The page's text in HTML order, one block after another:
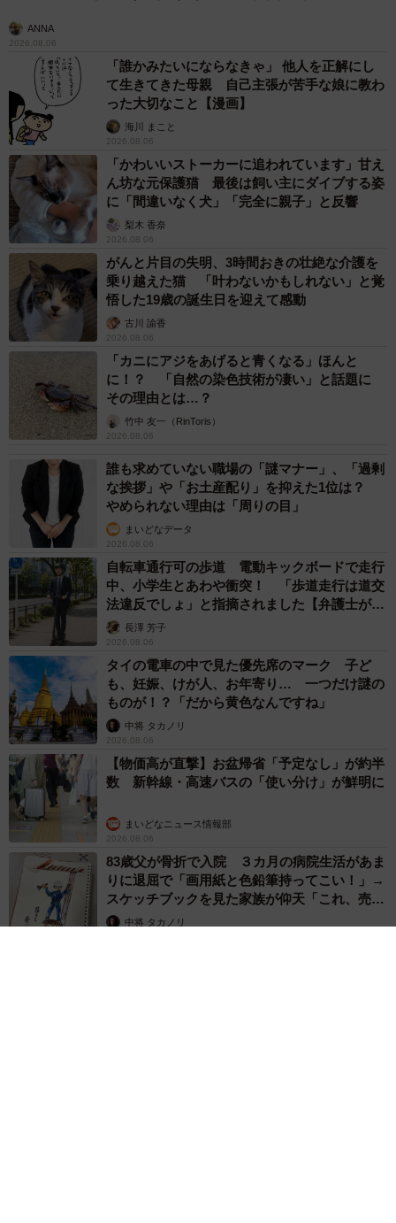
ANNA
2026.08.06
「誰かみたいにならなきゃ」 他人を正解にし
て生きてきた母親 自己主張が苦手な娘に教わ
った大切なこと【漫画】
海川 まこと
2026.08.06
「かわいいストーカーに追われています」甘え
ん坊な元保護猫 最後は飼い主にダイブする姿
に「間違いなく犬」「完全に親子」と反響
梨木 香奈
2026.08.06
がんと片目の失明、3時間おきの壮絶な介護を
乗り越えた猫 「叶わないかもしれない」と覚
悟した19歳の誕生日を迎えて感動
古川 諭香
2026.08.06
「カニにアジをあげると青くなる」ほんと
に！？ 「自然の染色技術が凄い」と話題に
その理由とは…？
竹中 友一（RinToris）
2026.08.06
誰も求めていない職場の「謎マナー」、「過剰
な挨拶」や「お土産配り」を抑えた1位は？
やめられない理由は「周りの目」
まいどなデータ
2026.08.06
自転車通行可の歩道 電動キックボードで走行
中、小学生とあわや衝突！ 「歩道走行は道交
法違反でしょ」と指摘されました【弁護士が解
説】長澤 芳子
2026.08.06
タイの電車の中で見た優先席のマーク 子ど
も、妊娠、けが人、お年寄り… 一つだけ謎の
ものが！？「だから黄色なんですね」
中将 タカノリ
2026.08.06
【物価高が直撃】お盆帰省「予定なし」が約半
数 新幹線・高速バスの「使い分け」が鮮明に
まいどなニュース情報部
2026.08.06
83歳父が骨折で入院 ３カ月の病院生活があま
りに退屈で「画用紙と色鉛筆持ってこい！」→
スケッチブックを見た家族が仰天「これ、売れ
ますよ…」
中将 タカノリ